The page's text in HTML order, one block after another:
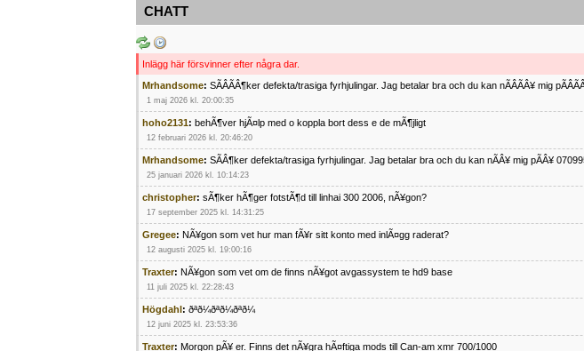
CHATT
Inlägg här försvinner efter några dar.
Mrhandsome: SÃÂÃÂ¶ker defekta/trasiga fyrhjulingar. Jag betalar bra och du kan nÃÂÃÂ¥ mig
1 maj 2026 kl. 20:00:35
hoho2131: behÃ¶ver hjÃ¤lp med o koppla bort dess e de mÃ¶jligt
12 februari 2026 kl. 20:46:20
Mrhandsome: SÃÂ¶ker defekta/trasiga fyrhjulingar. Jag betalar bra och du kan nÃÂ¥ mig pÃÂ¥
25 januari 2026 kl. 10:14:23
christopher: sÃ¶ker hÃ¶ger fotstÃ¶d till linhai 300 2006, nÃ¥gon?
17 september 2025 kl. 14:31:25
Gregee: NÃ¥gon som vet hur man fÃ¥r sitt konto med inlÃ¤gg raderat?
12 augusti 2025 kl. 19:00:16
Traxter: NÃ¥gon som vet om de finns nÃ¥got avgassystem te hd9 base
11 juli 2025 kl. 22:28:43
Högdahl : ðªð¼ðªð¼ðªð¼
12 juni 2025 kl. 23:53:36
Traxter: Morgon pÃ¥ er. Finns det nÃ¥gra hÃ¤ftiga mods till Can-am xmr 700/1000